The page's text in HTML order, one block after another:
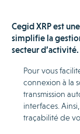
Cegid XRP est
simplifie la
secteur d’activité.
Pour vous
connexion à la
transmission
interfaces.
traçabilité de